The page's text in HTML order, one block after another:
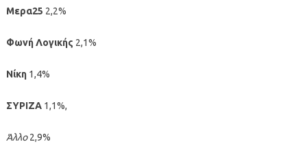
Μερα25 2,2%
Φωνή Λογικής 2,1%
Νίκη1,4%
ΣΥΡΙΖΑ1,1%,
Άλλο2,9%